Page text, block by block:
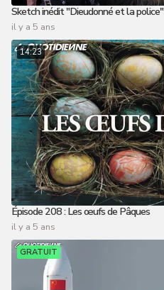
Sketch inédit "Dieudonné et la police"
il y a 5 ans
14:23
Épisode 208 : Les œufs de Pâques
il y a 5 ans
GRATUIT